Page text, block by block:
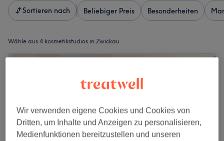
Sortieren nach Beliebiger Preis Besonderheiten
Wähle aus 4 kosmetikstudios in Zwickau
Wir verwenden eigene Cookies und Cookies von
Dritten, um Inhalte und Anzeigen zu personalisieren,
Medienfunktionen bereitzustellen und unseren